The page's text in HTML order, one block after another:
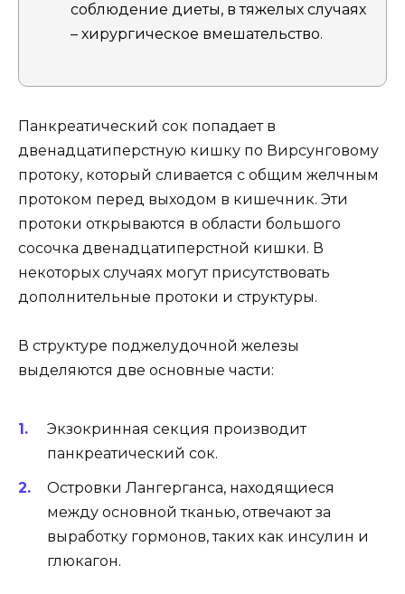
соблюдение диеты, в тяжелых случаях
– хирургическое вмешательство.
Панкреатический сок попадает в
двенадцатиперстную кишку по Вирсунговому
протоку, который сливается с общим желчным
протоком перед выходом в кишечник. Эти
протоки открываются в области большого
сосочка двенадцатиперстной кишки. В
некоторых случаях могут присутствовать
дополнительные протоки и структуры.
В структуре поджелудочной железы
выделяются две основные части:
Экзокринная секция производит
панкреатический сок.
Островки Лангерганса, находящиеся
между основной тканью, отвечают за
выработку гормонов, таких как инсулин и
глюкагон.